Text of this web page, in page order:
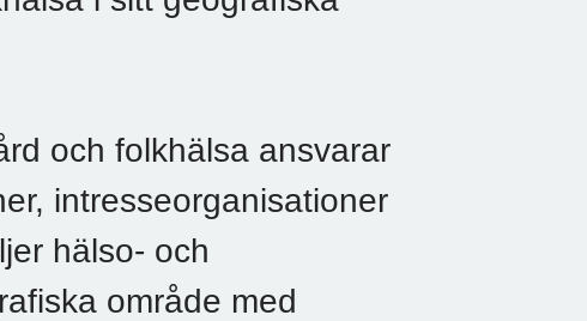
och folkhälsa ansvarar
intresseorganisationer
hälso- och
område med